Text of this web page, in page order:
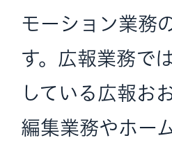
モーション業務
す。広報業務で
している広報お
編集業務やホー